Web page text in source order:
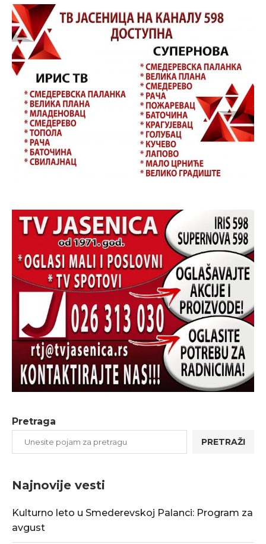
Pretraga
PRETRAŽI
Najnovije vesti
Kulturno leto u Smederevskoj Palanci: Program za
avgust